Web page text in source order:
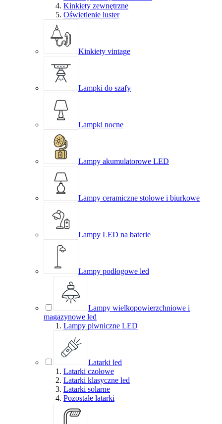
Kinkiety zewnętrzne
Oświetlenie luster
Kinkiety vintage
Lampki do szafy
Lampki nocne
Lampy akumulatorowe LED
Lampy ceramiczne stołowe i biurkowe
Lampy LED na baterie
Lampy podłogowe led
Lampy wielkopowierzchniowe i
magazynowe led
Lampy piwniczne LED
Latarki led
Latarki czołowe
Latarki klasyczne led
Latarki solarne
Pozostałe latarki